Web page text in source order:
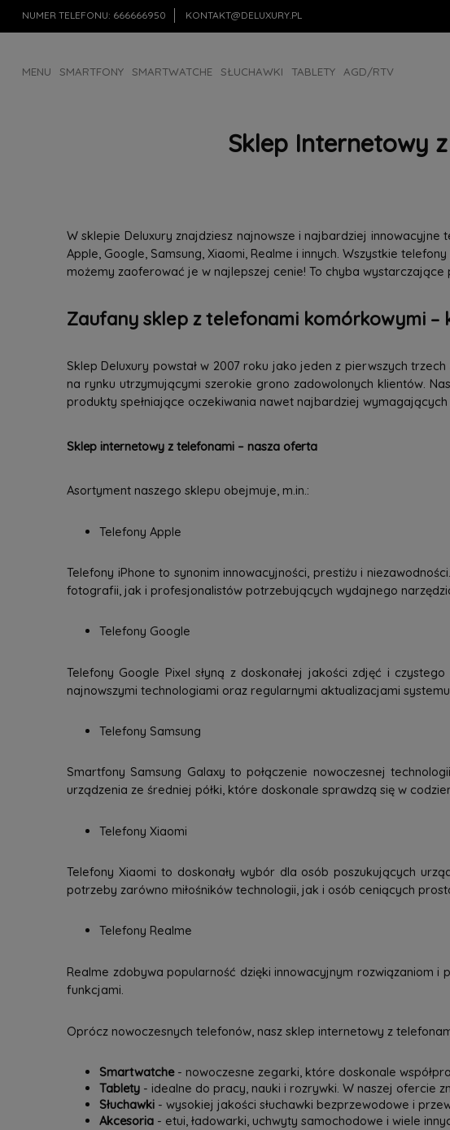
NUMER TELEFONU: 666666950 KONTAKT@DELUXURY.PL
MENU SMARTFONY SMARTWATCHE SŁUCHAWKI TABLETY AGD/RTV
Sklep Internetowy
W sklepie Deluxury znajdziesz najnowsze i najbardziej
Apple, Google, Samsung, Xiaomi, Realme i innych. Wszystkie
możemy zaoferować je w najlepszej cenie! To chyba
Zaufany sklep z telefonami komórkowymi –
Sklep Deluxury powstał w 2007 roku jako jeden z pierwszych
na rynku utrzymującymi szerokie grono zadowolonych klientów.
produkty spełniające oczekiwania nawet najbardziej
Sklep internetowy z telefonami – nasza oferta
Asortyment naszego sklepu obejmuje, m.in.:
Telefony Apple
Telefony iPhone to synonim innowacyjności, prestiżu i
fotografii, jak i profesjonalistów potrzebujących wydajnego
Telefony Google
Telefony Google Pixel słyną z doskonałej jakości zdjęć i
najnowszymi technologiami oraz regularnymi aktualizacjami systemu.
Telefony Samsung
Smartfony Samsung Galaxy to połączenie nowoczesnej
urządzenia ze średniej półki, które doskonale sprawdzą się w
Telefony Xiaomi
Telefony Xiaomi to doskonały wybór dla osób poszukujących
potrzeby zarówno miłośników technologii, jak i osób ceniących
Telefony Realme
Realme zdobywa popularność dzięki innowacyjnym rozwiązaniom
funkcjami.
Oprócz nowoczesnych telefonów, nasz sklep internetowy z
Smartwatche- nowoczesne zegarki, które doskonale
Tablety - idealne do pracy, nauki i rozrywki. W naszej ofercie
Słuchawki - wysokiej jakości słuchawki bezprzewodowe i
Akcesoria - etui, ładowarki, uchwyty samochodowe i wiele